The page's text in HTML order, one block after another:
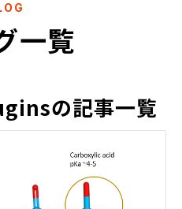
一覧
の記事一覧